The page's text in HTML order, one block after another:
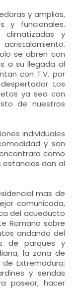
y amplias,
y funcionales.
climatizadas y
se abren con
a su llegada al
con T.V. por
Los
ya sea con
de nuestros
individuales
y son
como
estancias dan al
mas de
comunicada,
del acueducto
Romano sobre
andando del
de parques y
la zona de
Extremadura;
y sendas
pasear, hacer